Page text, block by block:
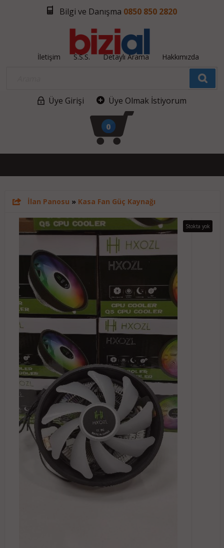
Bilgi ve Danışma 0850 850 2820
İletişim S.S.S. Detaylı Arama Hakkımızda
Üye Girişi Üye Olmak İstiyorum
0
İlan Panosu » Kasa Fan Güç Kaynağı
Stokta yok